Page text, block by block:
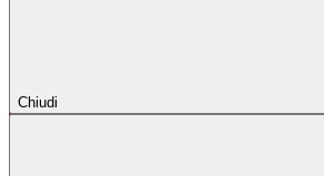
Chiudi